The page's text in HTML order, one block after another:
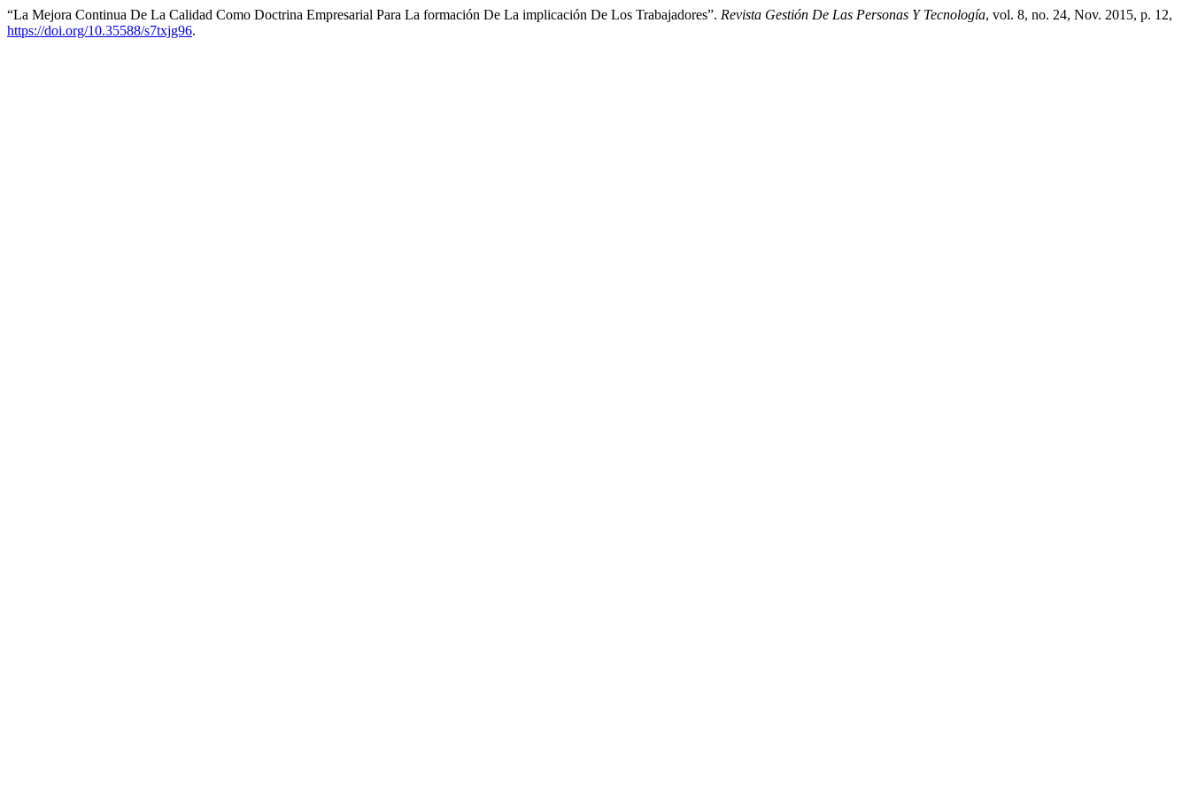
“La Mejora Continua De La Calidad Como Doctrina Empresarial Para La formación De La implicación De Los Trabajadores”. Revista Gestión De Las Personas Y Tecnología, vol. 8, no. 24, Nov. 2015, p. 12,
https://doi.org/10.35588/s7txjg96.